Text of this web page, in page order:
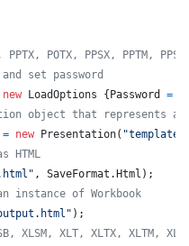
POTX, PPSX, PPTM,
set password
new LoadOptions { Password =
object that represents a
= new Presentation(
HTML
, SaveFormat . Html ) ;
instance of Workbook
) ;
XLSM, XLT, XLTX, XLTM,